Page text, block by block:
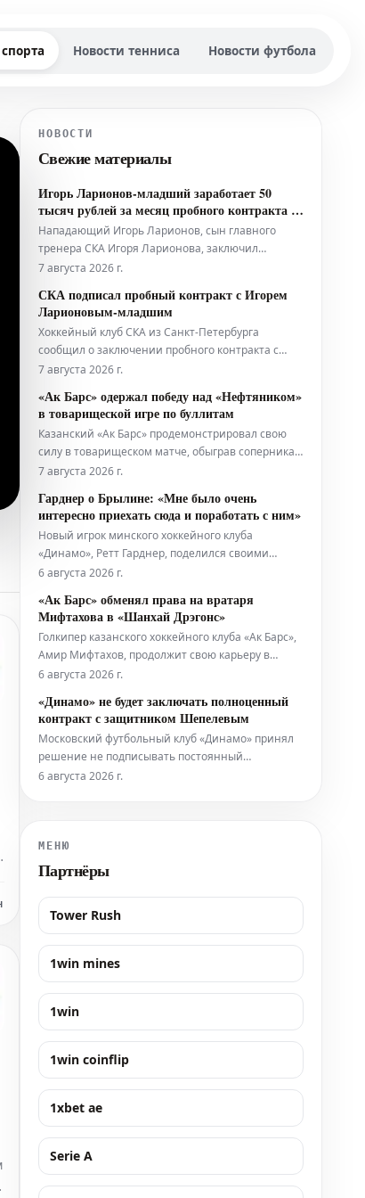
Новости тенниса Новости футбола
НОВОСТИ
Свежие материалы
Игорь Ларионов-младший заработает 50
тысяч рублей за месяц пробного контракта со
СКА
Нападающий Игорь Ларионов, сын главного
тренера СКА Игоря Ларионова, заключил
пробное соглашение с хоккейным клубом.
7 августа 2026 г.
СКА подписал пробный контракт с Игорем
Ларионовым-младшим
Хоккейный клуб СКА из Санкт-Петербурга
сообщил о заключении пробного контракта с
нападающим Игорем Ларионовым-младшим. Эта
пресс-службой клуба.
7 августа 2026 г.
«Ак Барс» одержал победу над «Нефтяником»
в товарищеской игре по буллитам
Казанский «Ак Барс» продемонстрировал свою
силу в товарищеском матче, обыграв соперника
из «Нефтяника» со счетом 4:3. Решающей
хоккеисты «Ак Барса» оказались точнее.
7 августа 2026 г.
Гарднер о Брылине: «Мне было очень
интересно приехать сюда и поработать с ним»
Новый игрок минского хоккейного клуба
«Динамо», Ретт Гарднер, поделился своими
мыслями о работе с главным тренером команды,
привлекла возможность сотрудничества с
Брылиным, и он с энтузиазмом приступил к
тренировкам.
6 августа 2026 г.
«Ак Барс» обменял права на вратаря
Мифтахова в «Шанхай Дрэгонс»
Голкипер казанского хоккейного клуба «Ак Барс»,
Амир Мифтахов, продолжит свою карьеру в
команде «Шанхай Дрэгонс». Об этом было
подтвердившей факт обмена.
6 августа 2026 г.
«Динамо» не будет заключать полноценный
контракт с защитником Шепелевым
Московский футбольный клуб «Динамо» принял
решение не подписывать постоянный
трансферный договор с оборонцем Александром
6 августа 2026 г.
МЕНЮ
Партнёры
Tower Rush
1win mines
1win
1win coinflip
1xbet ae
Serie A